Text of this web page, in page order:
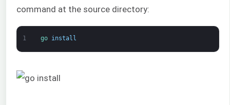
command at the source directory:
1 go install